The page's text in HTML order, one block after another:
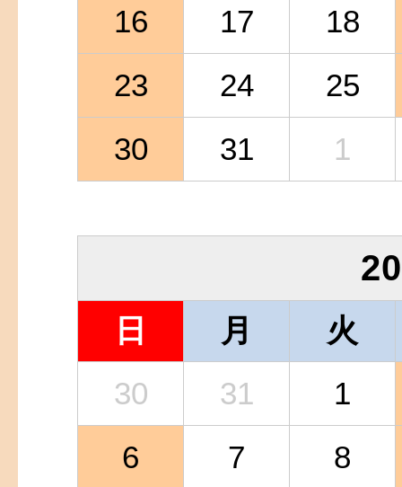
16
17
18
23
24
25
30
31 1
日 月
火
30
31
1
6
7 8